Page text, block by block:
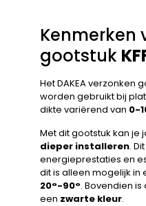
Kenmerken
gootstuk
Het DAKEA verzonken
worden gebruikt bij
dikte variërend van 0-
Met dit gootstuk kan je
dieper installeren.
energieprestaties en
dit is alleen mogelijk in
20°-90°. Bovendien
een zwarte kleur.